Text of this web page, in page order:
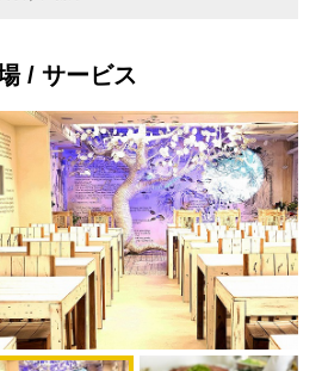
/ サービス
も、スクール形式やグループ形式が可能